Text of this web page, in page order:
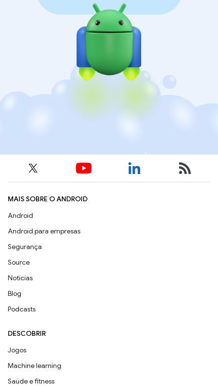
MAIS SOBRE O ANDROID
Android
Android para empresas
Segurança
Source
Notícias
Blog
Podcasts
DESCOBRIR
Jogos
Machine learning
Saúde e fitness